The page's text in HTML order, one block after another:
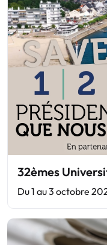
32èmes
Du 1 au 3 octobre